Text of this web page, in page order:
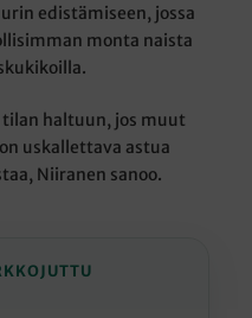
edistämiseen, jossa
monta naista
haltuun, jos muut
uskallettava astua
Niiranen sanoo.